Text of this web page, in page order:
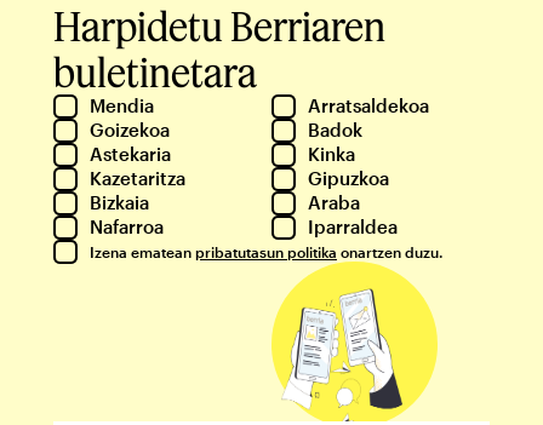
Harpidetu Berriaren
buletinetara
Mendia
Arratsaldekoa
Goizekoa
Badok
Astekaria
Kinka
Kazetaritza
Gipuzkoa
Bizkaia
Araba
Nafarroa
Iparraldea
Izena ematean pribatutasun politika onartzen duzu.